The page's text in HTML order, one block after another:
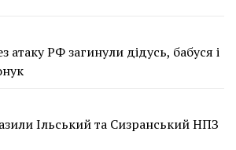
атаку РФ загинули дідусь, бабуся і
Ільський та Сизранський НПЗ